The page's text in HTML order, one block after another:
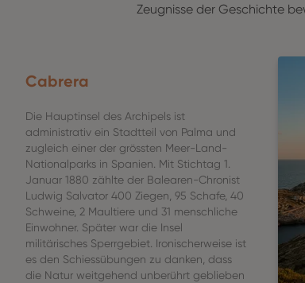
Zeugnisse der Geschichte
Cabrera
Die Hauptinsel des Archipels ist
administrativ ein Stadtteil von Palma und
zugleich einer der grössten Meer-Land-
Nationalparks in Spanien. Mit Stichtag 1.
Januar 1880 zählte der Balearen-Chronist
Ludwig Salvator 400 Ziegen, 95 Schafe, 40
Schweine, 2 Maultiere und 31 menschliche
Einwohner. Später war die Insel
militärisches Sperrgebiet. Ironischerweise ist
es den Schiessübungen zu danken, dass
die Natur weitgehend unberührt geblieben